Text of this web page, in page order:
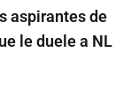
aspirantes de
le duele a NL